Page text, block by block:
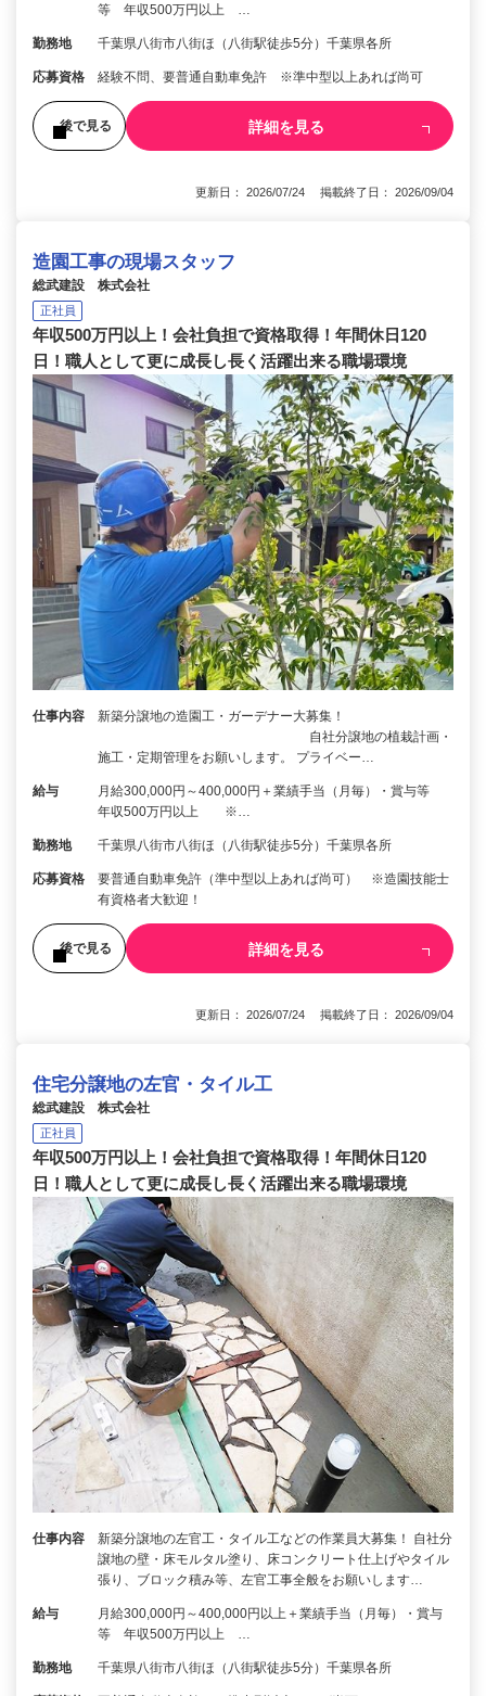
等 年収500万円以上 …
勤務地 千葉県八街市八街ほ（八街駅徒歩5分）千葉県各所
応募資格 経験不問、要普通自動車免許 ※準中型以上あれば尚可
後で見る 詳細を見る
更新日： 2026/07/24 掲載終了日： 2026/09/04
造園工事の現場スタッフ
総武建設 株式会社
正社員
年収500万円以上！会社負担で資格取得！年間休日120
日！職人として更に成長し長く活躍出来る職場環境
仕事内容
新築分譲地の造園工・ガーデナー大募集！
自社分譲地の植栽計画・
施工・定期管理をお願いします。 プライベー…
給与
月給300,000円～400,000円＋業績手当（月毎）・賞与等
年収500万円以上 ※…
勤務地 千葉県八街市八街ほ（八街駅徒歩5分）千葉県各所
応募資格
要普通自動車免許（準中型以上あれば尚可） ※造園技能士
有資格者大歓迎！
後で見る 詳細を見る
更新日： 2026/07/24 掲載終了日： 2026/09/04
住宅分譲地の左官・タイル工
総武建設 株式会社
正社員
年収500万円以上！会社負担で資格取得！年間休日120
日！職人として更に成長し長く活躍出来る職場環境
仕事内容
新築分譲地の左官工・タイル工などの作業員大募集！ 自社分
譲地の壁・床モルタル塗り、床コンクリート仕上げやタイル
張り、ブロック積み等、左官工事全般をお願いします…
給与
月給300,000円～400,000円以上＋業績手当（月毎）・賞与
等 年収500万円以上 …
勤務地 千葉県八街市八街ほ（八街駅徒歩5分）千葉県各所